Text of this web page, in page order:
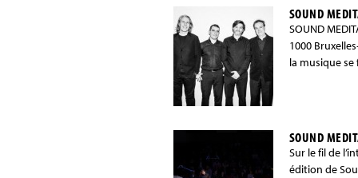
SOUND
SOUND
1000
la musique
SOUND
Sur le fil de
édition de